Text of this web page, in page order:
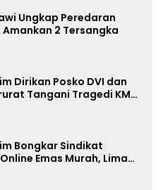
Ungkap Peredaran
2 Tersangka
Dirikan Posko DVI dan
Tangani Tragedi KMP
Bongkar Sindikat
Emas Murah, Lima